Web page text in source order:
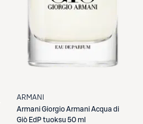
ARMANI
ArmaniGiorgio Armani Acqua di
Giò EdP tuoksu 50 ml